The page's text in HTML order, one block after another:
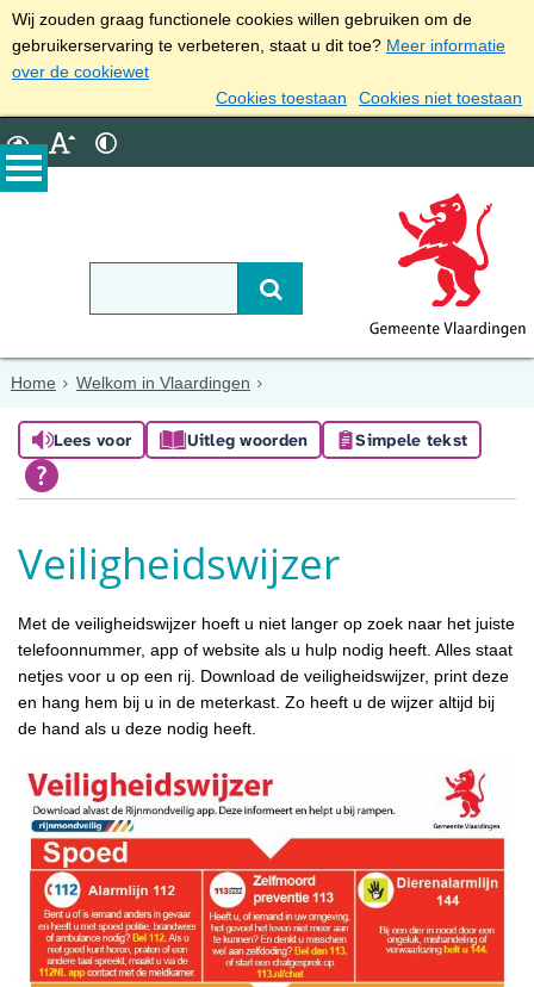
Wij zouden graag functionele cookies willen gebruiken om de
gebruikerservaring te verbeteren, staat u dit toe? Meer informatie
over de cookiewet
Cookies toestaan
Cookies niet toestaan
Home Welkom in Vlaardingen
Lees voor Uitleg woorden Simpele tekst
Veiligheidswijzer
Met de veiligheidswijzer hoeft u niet langer op zoek naar het juiste
telefoonnummer, app of website als u hulp nodig heeft. Alles staat
netjes voor u op een rij. Download de veiligheidswijzer, print deze
en hang hem bij u in de meterkast. Zo heeft u de wijzer altijd bij
de hand als u deze nodig heeft.